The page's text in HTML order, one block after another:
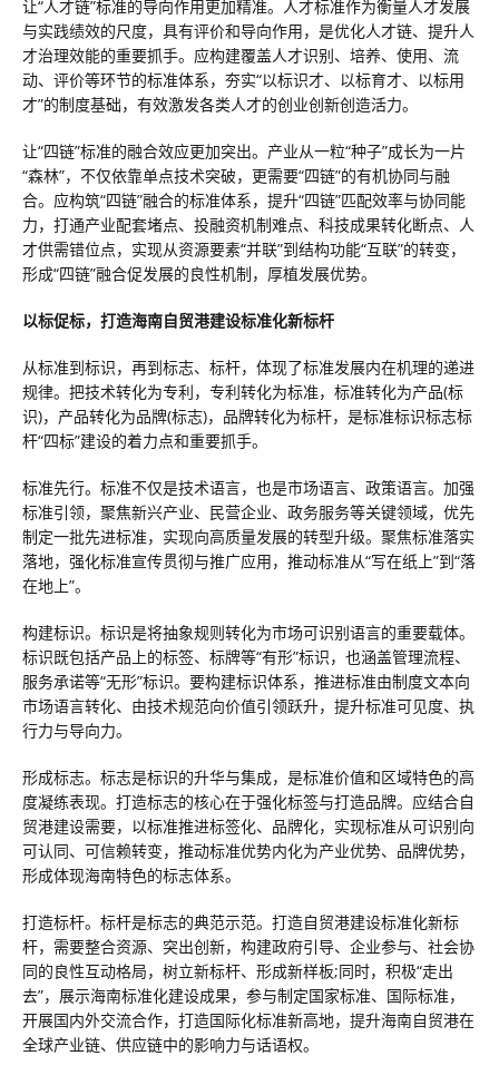
让“人才链”标准的导向作用更加精准。人才标准作为衡量人才发展
与实践绩效的尺度，具有评价和导向作用，是优化人才链、提升人
才治理效能的重要抓手。应构建覆盖人才识别、培养、使用、流
动、评价等环节的标准体系，夯实“以标识才、以标育才、以标用
才”的制度基础，有效激发各类人才的创业创新创造活力。
让“四链”标准的融合效应更加突出。产业从一粒“种子”成长为一片
“森林”，不仅依靠单点技术突破，更需要“四链”的有机协同与融
合。应构筑“四链”融合的标准体系，提升“四链”匹配效率与协同能
力，打通产业配套堵点、投融资机制难点、科技成果转化断点、人
才供需错位点，实现从资源要素“并联”到结构功能“互联”的转变，
形成“四链”融合促发展的良性机制，厚植发展优势。
以标促标，打造海南自贸港建设标准化新标杆
从标准到标识，再到标志、标杆，体现了标准发展内在机理的递进
规律。把技术转化为专利，专利转化为标准，标准转化为产品(标
识)，产品转化为品牌(标志)，品牌转化为标杆，是标准标识标志标
杆“四标”建设的着力点和重要抓手。
标准先行。标准不仅是技术语言，也是市场语言、政策语言。加强
标准引领，聚焦新兴产业、民营企业、政务服务等关键领域，优先
制定一批先进标准，实现向高质量发展的转型升级。聚焦标准落实
落地，强化标准宣传贯彻与推广应用，推动标准从“写在纸上”到“落
在地上”。
构建标识。标识是将抽象规则转化为市场可识别语言的重要载体。
标识既包括产品上的标签、标牌等“有形”标识，也涵盖管理流程、
服务承诺等“无形”标识。要构建标识体系，推进标准由制度文本向
市场语言转化、由技术规范向价值引领跃升，提升标准可见度、执
行力与导向力。
形成标志。标志是标识的升华与集成，是标准价值和区域特色的高
度凝练表现。打造标志的核心在于强化标签与打造品牌。应结合自
贸港建设需要，以标准推进标签化、品牌化，实现标准从可识别向
可认同、可信赖转变，推动标准优势内化为产业优势、品牌优势，
形成体现海南特色的标志体系。
打造标杆。标杆是标志的典范示范。打造自贸港建设标准化新标
杆，需要整合资源、突出创新，构建政府引导、企业参与、社会协
同的良性互动格局，树立新标杆、形成新样板;同时，积极“走出
去”，展示海南标准化建设成果，参与制定国家标准、国际标准，
开展国内外交流合作，打造国际化标准新高地，提升海南自贸港在
全球产业链、供应链中的影响力与话语权。